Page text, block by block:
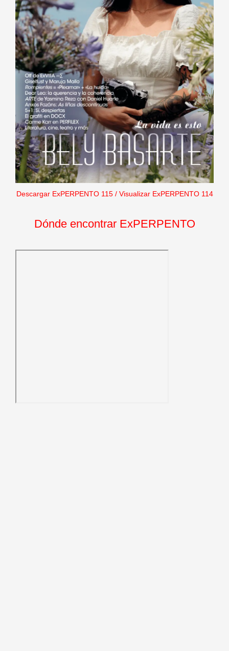
Descargar ExPERPENTO 115/ Visualizar ExPERPENTO 114
Dónde encontrar ExPERPENTO